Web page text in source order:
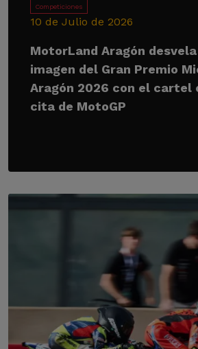
Competiciones
10 de Julio de 2026
MotorLand Aragón
imagen del Gran Premio
Aragón 2026 con el cartel
cita de MotoGP